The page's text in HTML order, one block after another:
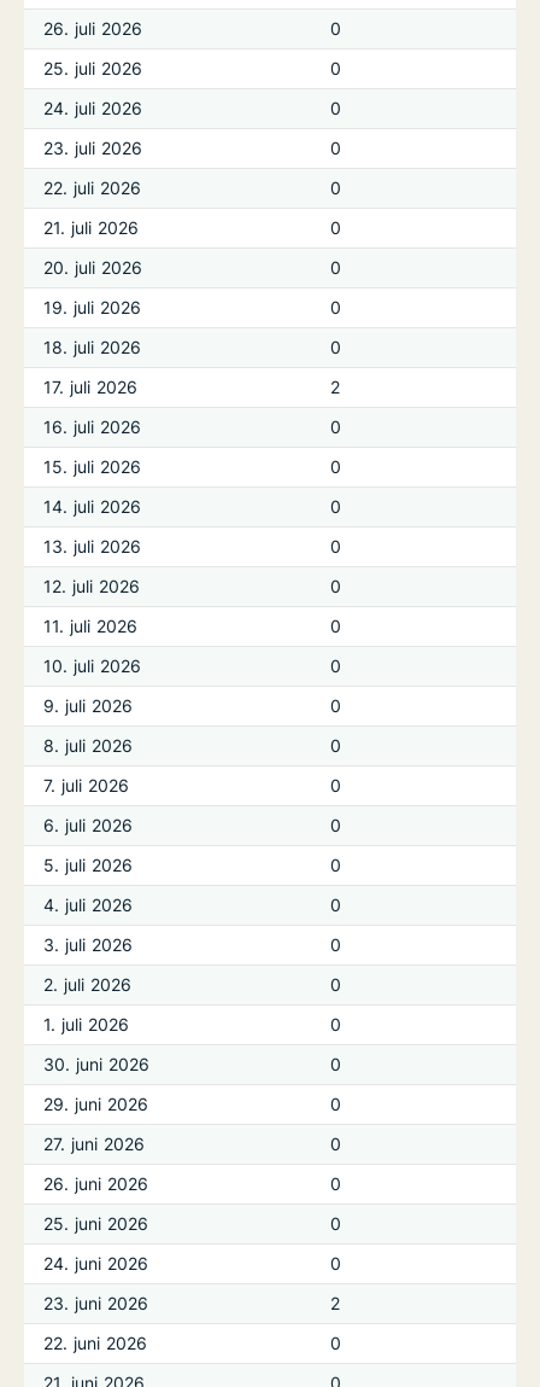
26. juli 2026
0
25. juli 2026
0
24. juli 2026
0
23. juli 2026
0
22. juli 2026
0
21. juli 2026
0
20. juli 2026
0
19. juli 2026
0
18. juli 2026
0
17. juli 2026
2
16. juli 2026
0
15. juli 2026
0
14. juli 2026
0
13. juli 2026
0
12. juli 2026
0
11. juli 2026
0
10. juli 2026
0
9. juli 2026
0
8. juli 2026
0
7. juli 2026
0
6. juli 2026
0
5. juli 2026
0
4. juli 2026
0
3. juli 2026
0
2. juli 2026
0
1. juli 2026
0
30. juni 2026
0
29. juni 2026
0
27. juni 2026
0
26. juni 2026
0
25. juni 2026
0
24. juni 2026
0
23. juni 2026
2
22. juni 2026
0
21. juni 2026
0